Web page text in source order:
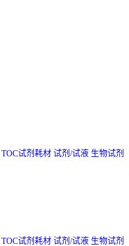
TOC试剂耗材 试剂/试液 生物试剂
TOC试剂耗材 试剂/试液 生物试剂